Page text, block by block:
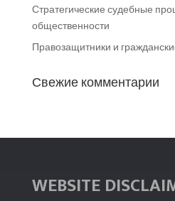
Стратегические судебные
общественности
Правозащитники и
Свежие комментарии
WEBSITE